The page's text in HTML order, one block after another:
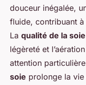
douceur inégalée,
fluide, contribuant à
La qualité de la
légèreté et
attention
soie prolonge la